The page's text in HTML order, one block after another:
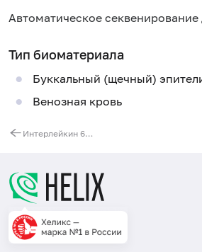
Автоматическое
Тип биоматериала
Буккальный (щечный)
Венозная кровь
Интерлейкин 6 (IL6). Выявление мутации G(-174)C (регуляторная область гена)